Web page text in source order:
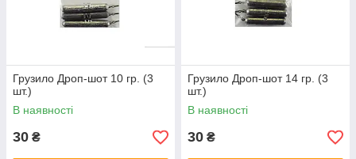
Грузило Дроп-шот 10 гр. (3
шт.)
В наявності
30 ₴
Грузило Дроп-шот 14 гр. (3
шт.)
В наявності
30 ₴